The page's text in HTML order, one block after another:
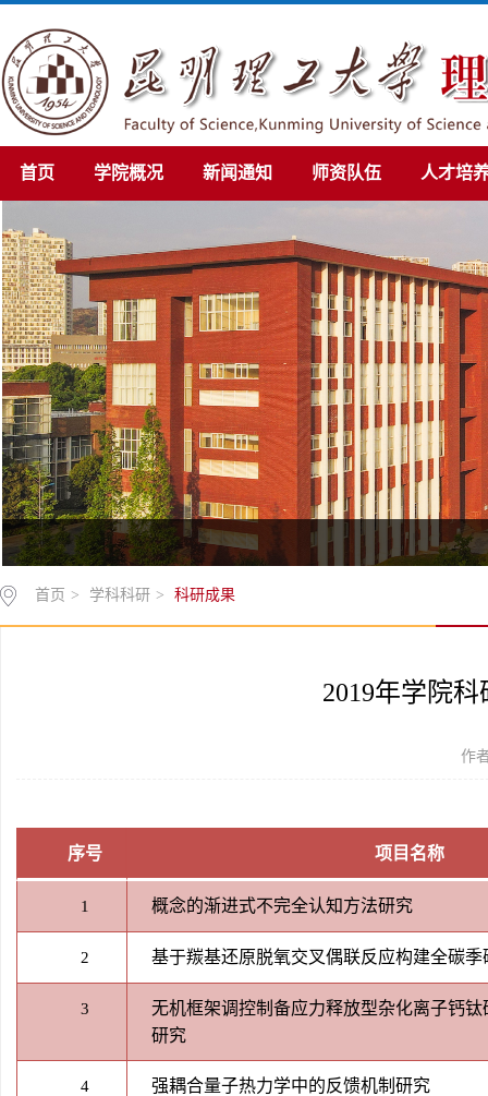
首页 学院概况 新闻通知 师资队伍 人才培
首页 > 学科科研 > 科研成果
2019年学院
作
序号 项目名称
1 概念的渐进式不完全认知方法研究
2 基于羰基还原脱氧交叉偶联反应构建全碳
3
无机框架调控制备应力释放型杂化离子钙
研究
4 强耦合量子热力学中的反馈机制研究